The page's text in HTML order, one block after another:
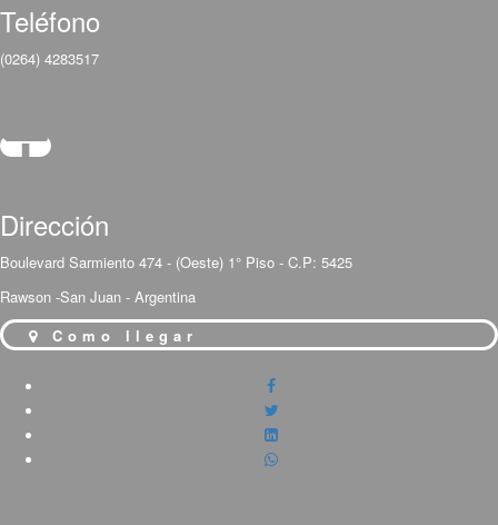
Teléfono
(0264) 4283517
Dirección
Boulevard Sarmiento 474 - (Oeste) 1° Piso - C.P: 5425
Rawson -San Juan - Argentina
Como llegar